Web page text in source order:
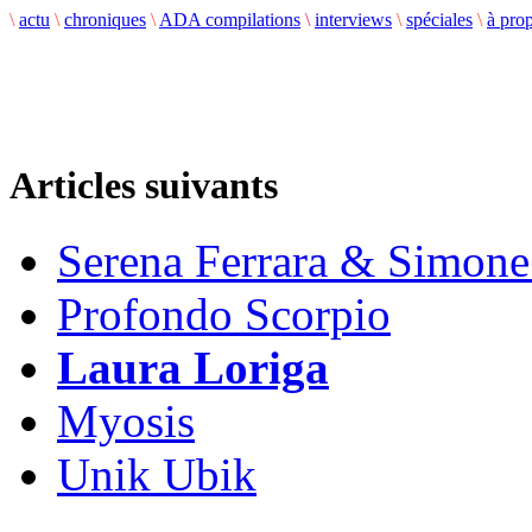
\ actu \ chroniques \ ADA compilations \ interviews \ spéciales \ à
Articles suivants
Serena Ferrara &
Profondo Scorpio
Laura Loriga
Myosis
Unik Ubik